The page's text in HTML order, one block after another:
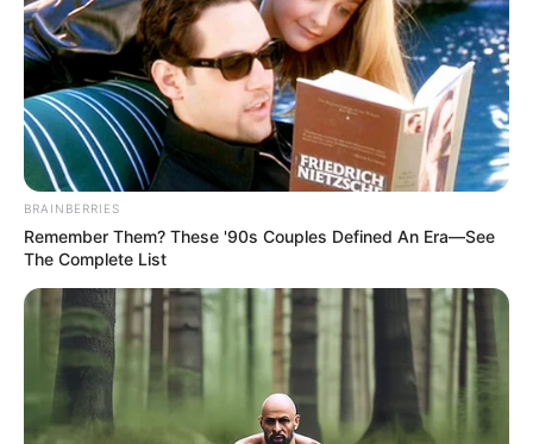
News
ΤΑ ΠΙΟ ΔΗΜΟΦΙΛΗ
BRAINBERRIES
Remember Them? These '90s Couples Defined An Era—See
The Complete List